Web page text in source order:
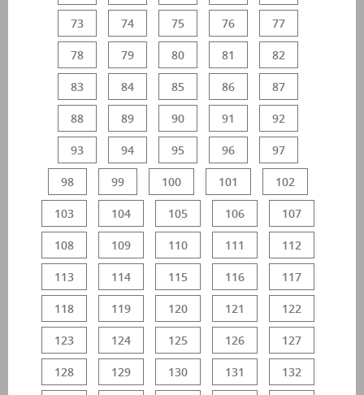
73 74 75 76 77
78 79 80 81 82
83 84 85 86 87
88 89 90 91 92
93 94 95 96 97
98 99 100 101 102
103 104 105 106 107
108 109 110 111 112
113 114 115 116 117
118 119 120 121 122
123 124 125 126 127
128 129 130 131 132